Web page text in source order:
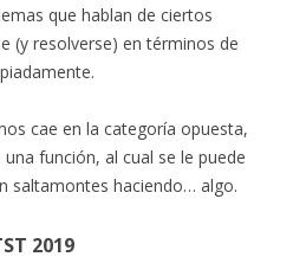
que hablan de ciertos
(y resolverse) en términos de
cae en la categoría opuesta,
función, al cual se le puede
saltamontes haciendo… algo.
2019